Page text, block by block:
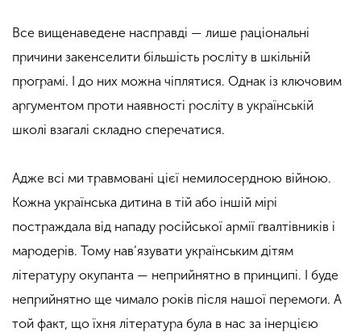
Все вищенаведене насправді — лише раціональні
причини закенселити більшість росліту в шкільній
програмі. І до них можна чіплятися. Однак із ключовим
аргументом проти наявності росліту в українській
школі взагалі складно сперечатися.
Адже всі ми травмовані цієї немилосердною війною.
Кожна українська дитина в тій або іншій мірі
постраждала від нападу російської армії ґвалтівників і
мародерів. Тому нав’язувати українським дітям
літературу окупанта — неприйнятно в принципі. І буде
неприйнятно ще чимало років після нашої перемоги. А
той факт, що їхня література була в нас за інерцією